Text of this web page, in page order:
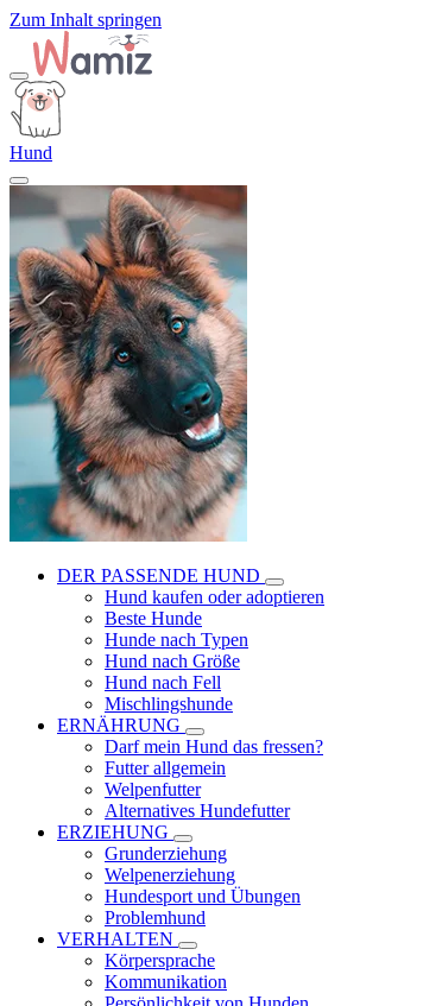
Zum Inhalt springen
Hund
DER PASSENDE HUND
Hund kaufen oder adoptieren
Beste Hunde
Hunde nach Typen
Hund nach Größe
Hund nach Fell
Mischlingshunde
ERNÄHRUNG
Darf mein Hund das fressen?
Futter allgemein
Welpenfutter
Alternatives Hundefutter
ERZIEHUNG
Grunderziehung
Welpenerziehung
Hundesport und Übungen
Problemhund
VERHALTEN
Körpersprache
Kommunikation